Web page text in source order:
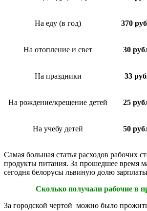
На еду (в год) 370
На отопление и свет 30
На праздники 33
На рождение/крещение детей 25
На учебу детей 50
Самая большая статья расходов рабочих
продукты питания. За прошедшее время
сегодня белорусы львиную долю зарплаты
Сколько получали рабочие в
За городской чертой можно было